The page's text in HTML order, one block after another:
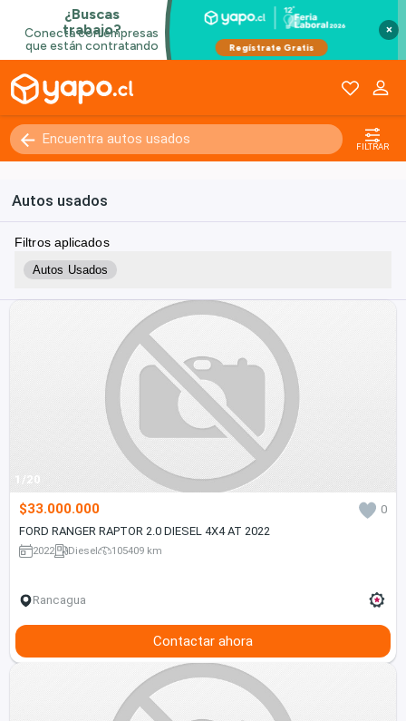
×
FILTRAR
Autos usados
Filtros aplicados
Autos Usados
1/20
$33.000.000
0
FORD RANGER RAPTOR 2.0 DIESEL 4X4 AT 2022
2022 Diesel 105409 km
Rancagua
Contactar ahora